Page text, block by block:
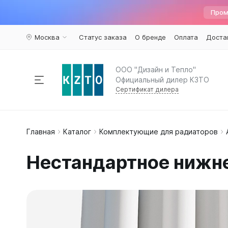
Москва Статус заказа О бренде Оплата
ООО "Дизайн и Тепло"
Официальный дилер КЗТО
Сертификат дилера
Радиаторы отопления
Комплектующие
Распродажа
По
Элегант
Вентили
Главная Каталог Комплектующие для радиаторов
Нестандартное